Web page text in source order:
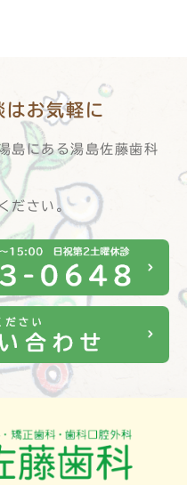
は お気軽に
島にある湯島佐藤歯科
ださい。